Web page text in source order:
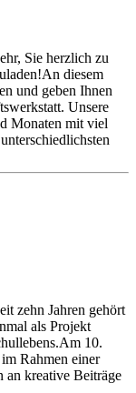
Sie herzlich zu
diesem
und geben Ihnen
Unsere
Monaten mit viel
zehn Jahren gehört
als Projekt
10.
Rahmen einer
an kreative Beiträge